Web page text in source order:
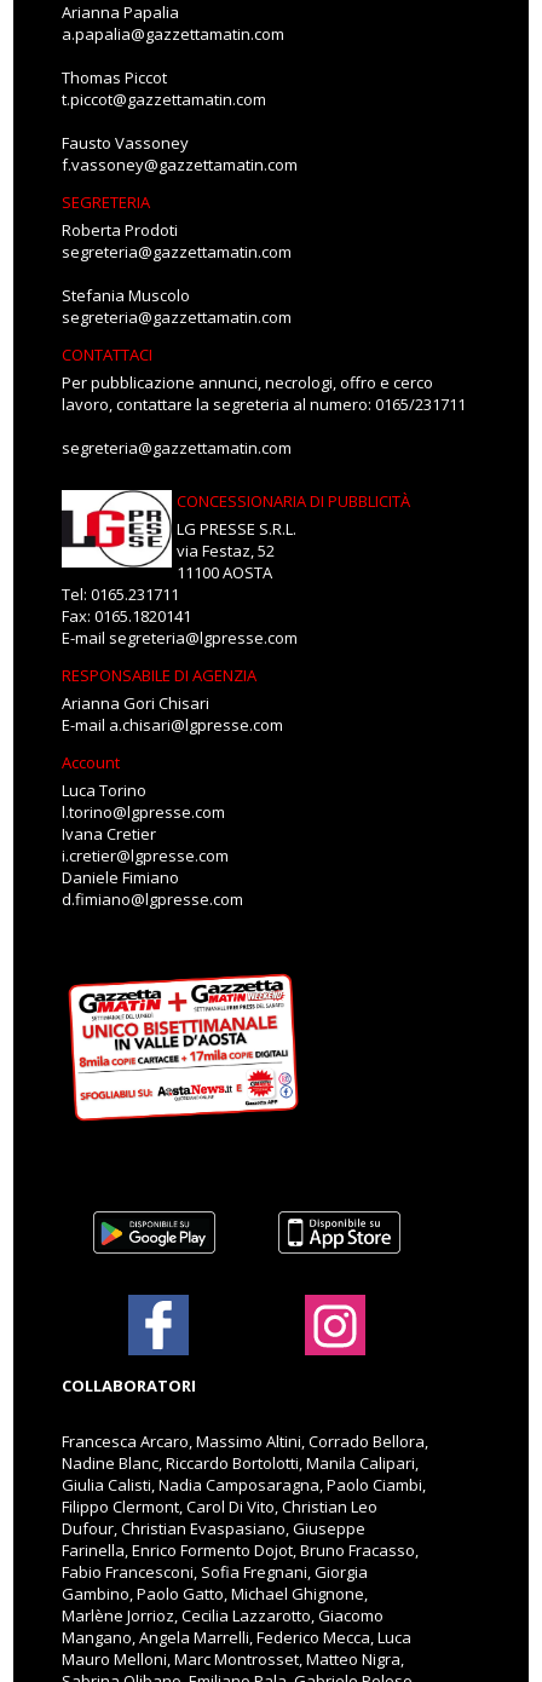
Arianna Papalia
a.papalia@gazzettamatin.com
Thomas Piccot
t.piccot@gazzettamatin.com
Fausto Vassoney
f.vassoney@gazzettamatin.com
SEGRETERIA
Roberta Prodoti
segreteria@gazzettamatin.com
Stefania Muscolo
segreteria@gazzettamatin.com
CONTATTACI
Per pubblicazione annunci, necrologi, offro e cerco
lavoro, contattare la segreteria al numero: 0165/231711
segreteria@gazzettamatin.com
CONCESSIONARIA DI PUBBLICITÀ
LG PRESSE S.R.L.
via Festaz, 52
11100 AOSTA
Tel: 0165.231711
Fax: 0165.1820141
E-mail segreteria@lgpresse.com
RESPONSABILE DI AGENZIA
Arianna Gori Chisari
E-mail a.chisari@lgpresse.com
Account
Luca Torino
l.torino@lgpresse.com
Ivana Cretier
i.cretier@lgpresse.com
Daniele Fimiano
d.fimiano@lgpresse.com
COLLABORATORI
Francesca Arcaro, Massimo Altini, Corrado Bellora,
Nadine Blanc, Riccardo Bortolotti, Manila Calipari,
Giulia Calisti, Nadia Camposaragna, Paolo Ciambi,
Filippo Clermont, Carol Di Vito, Christian Leo
Dufour, Christian Evaspasiano, Giuseppe
Farinella, Enrico Formento Dojot, Bruno Fracasso,
Fabio Francesconi, Sofia Fregnani, Giorgia
Gambino, Paolo Gatto, Michael Ghignone,
Marlène Jorrioz, Cecilia Lazzarotto, Giacomo
Mangano, Angela Marrelli, Federico Mecca, Luca
Mauro Melloni, Marc Montrosset, Matteo Nigra,